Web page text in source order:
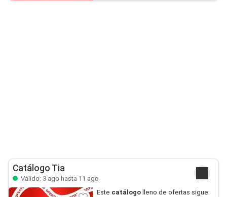
Catálogo Tia
Válido: 3 ago hasta 11 ago
Este catálogo lleno de ofertas sigue